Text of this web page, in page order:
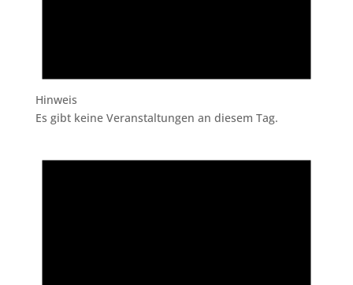
Hinweis
Es gibt keine Veranstaltungen an diesem Tag.